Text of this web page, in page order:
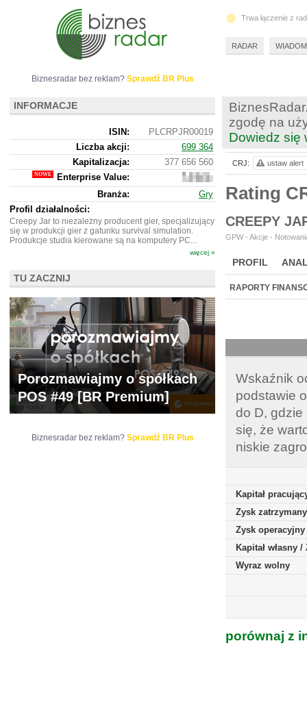
zgodę na
Dowiedz się
Rating
CREEPY
GPW - Akcje -
PROFIL
WYCENA BR
RAPORTY
Wskaźnik
podstawie
do D, gdzie
się, że
niskie
Kapitał
Zysk
Zysk operacyjny
Kapitał własny
Wyraz wolny
porównaj z
CRJ: ustaw alert
Biznesradar bez reklam? Sprawdź BR Plus
INFORMACJE
ISIN:
PLCRPJR00019
Liczba akcji:
699 364
Kapitalizacja:
377 656 560
Enterprise Value:
342
078
560
Branża:
Gry
Profil działalności:
Creepy Jar to niezależny producent gier, specjalizujący
się w produkcji gier z gatunku survival simulation.
Produkcje studia kierowane są na komputery PC...
więcej »
TU ZACZNIJ
Porozmawiajmy o spółkach
POS #49 [BR Premium]
Biznesradar bez reklam? Sprawdź BR Plus
Trwa łączenie z
RADAR